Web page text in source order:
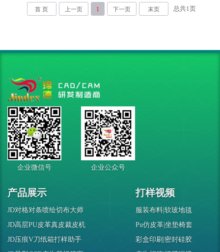
首 页 上一页 1 下一页 末页 总共1 页
企业微信号 企业公众号
产品展示
JD对格对条喷绘切布大师
JD高层PU皮革真皮裁皮机
JD压痕V刀纸箱打样助手
打样视频
服装布料|软玻地毯
Pu仿皮革|坐垫椅套
彩盒印刷|密封硅胶